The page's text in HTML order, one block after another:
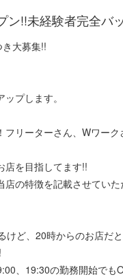
ン!!未経験者完全バ
大募集!!
プします。
リーターさん、Wワー
店を目指してます!!
の特徴を記載させてい
けど、20時からのお店だ
、19:30の勤務開始でも